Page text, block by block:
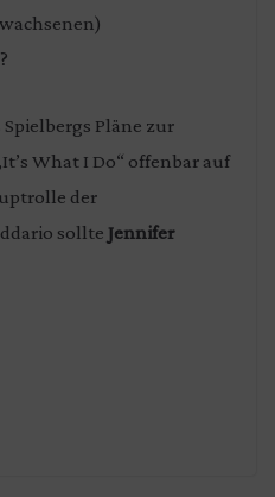
Pläne zur
What I Do“ offenbar auf
der
sollte Jennifer